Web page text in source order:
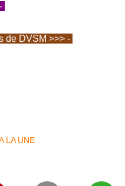
de DVSM >>> -
LA UNE